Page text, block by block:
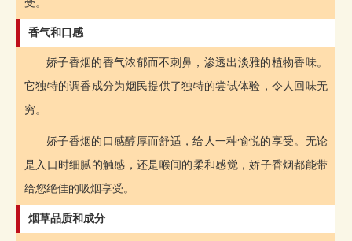
受。
香气和口感
娇子香烟的香气浓郁而不刺鼻，渗透出淡雅的植物香味。
它独特的调香成分为烟民提供了独特的尝试体验，令人回味无
穷。
娇子香烟的口感醇厚而舒适，给人一种愉悦的享受。无论
是入口时细腻的触感，还是喉间的柔和感觉，娇子香烟都能带
给您绝佳的吸烟享受。
烟草品质和成分